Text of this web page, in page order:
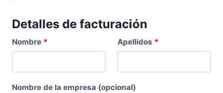
Detalles de facturación
Nombre * Apellidos *
Nombre de la empresa (opcional)